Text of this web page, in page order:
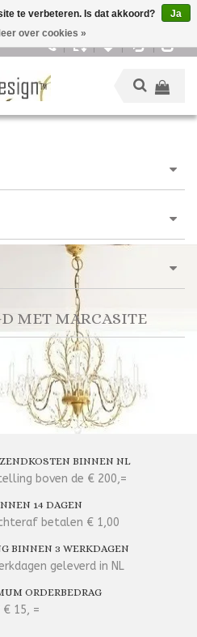
MET MARCASITE
BINNEN NL
boven de € 200,=
14 DAGEN
betalen € 1,00
BINNEN 3 WERKDAGEN
geleverd in NL
ORDERBEDRAG
15, =
te verbeteren. Is dat akkoord?
Ja
over cookies »